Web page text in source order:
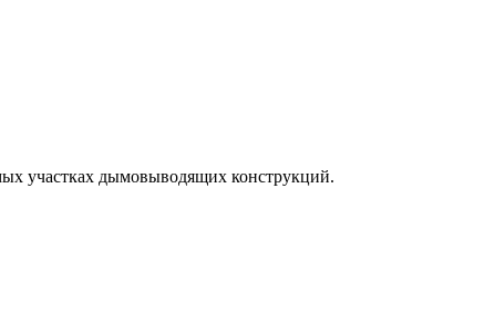
участках дымовыводящих конструкций.